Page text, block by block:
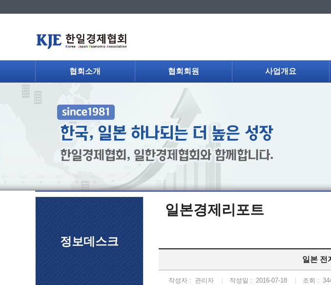
협회소개 협회회원 사업개요
정보데스크
일본경제리포트
일본 전
작성자 : 관리자 작성일 : 2016-07-18 조회 :